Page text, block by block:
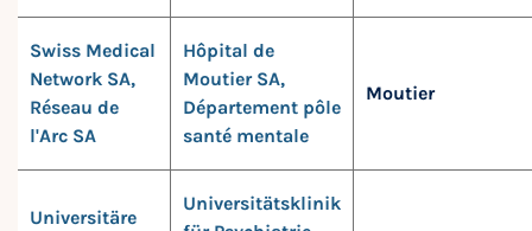
Swiss Medical
Network SA,
Réseau de
l'Arc SA
Hôpital de
Moutier SA,
Département pôle
santé mentale
Moutier
Universitäre
Universitätsklinik